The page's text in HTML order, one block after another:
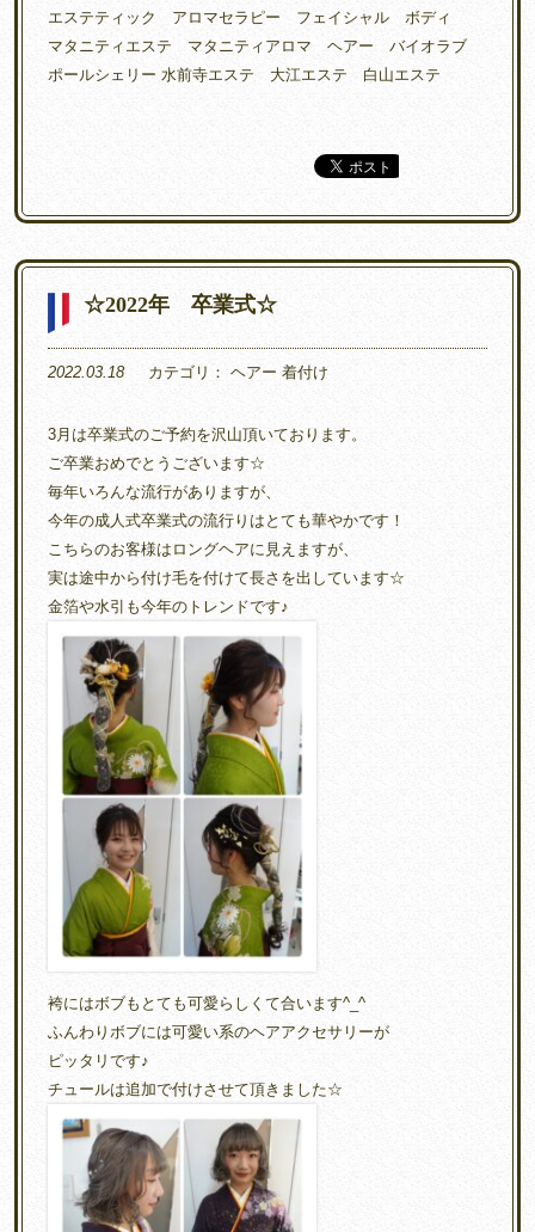
エステティック アロマセラピー フェイシャル ボディ
マタニティエステ マタニティアロマ ヘアー バイオラブ
ポールシェリー 水前寺エステ 大江エステ 白山エステ
☆2022年 卒業式☆
2022.03.18 カテゴリ： ヘアー 着付け
3月は卒業式のご予約を沢山頂いております。
ご卒業おめでとうございます☆
毎年いろんな流行がありますが、
今年の成人式卒業式の流行りはとても華やかです！
こちらのお客様はロングヘアに見えますが、
実は途中から付け毛を付けて長さを出しています☆
金箔や水引も今年のトレンドです♪
袴にはボブもとても可愛らしくて合います^_^
ふんわりボブには可愛い系のヘアアクセサリーが
ピッタリです♪
チュールは追加で付けさせて頂きました☆